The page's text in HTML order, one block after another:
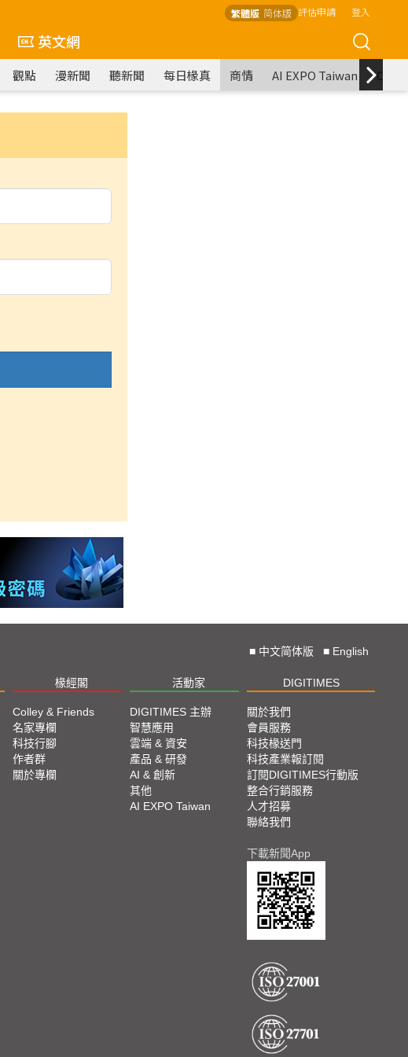
繁體版 简体版 評估申請 登入
英文網
觀點 漫新聞 聽新聞 每日椽真 商情 AI EXPO Taiwan
■ 中文简体版 ■ English
椽經閣 活動家 DIGITIMES
Colley & Friends
名家專欄
科技行腳
作者群
關於專欄
DIGITIMES 主辦
智慧應用
雲端 & 資安
產品 & 研發
AI & 創新
其他
AI EXPO Taiwan
關於我們
會員服務
科技椽送門
科技產業報訂閱
訂閱DIGITIMES行動版
整合行銷服務
人才招募
聯絡我們
下載新聞App